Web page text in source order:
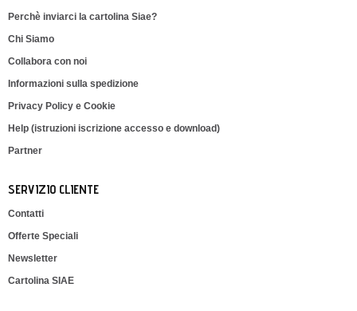
Perchè inviarci la cartolina Siae?
Chi Siamo
Collabora con noi
Informazioni sulla spedizione
Privacy Policy e Cookie
Help (istruzioni iscrizione accesso e download)
Partner
SERVIZIO CLIENTE
Contatti
Offerte Speciali
Newsletter
Cartolina SIAE